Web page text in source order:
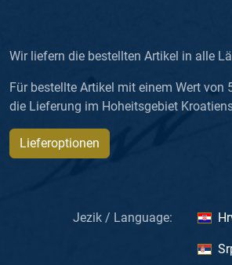
Wir liefern die bestellten Artikel in alle
Für bestellte Artikel mit einem Wert von
die Lieferung im Hoheitsgebiet
Lieferoptionen
Jezik / Language: